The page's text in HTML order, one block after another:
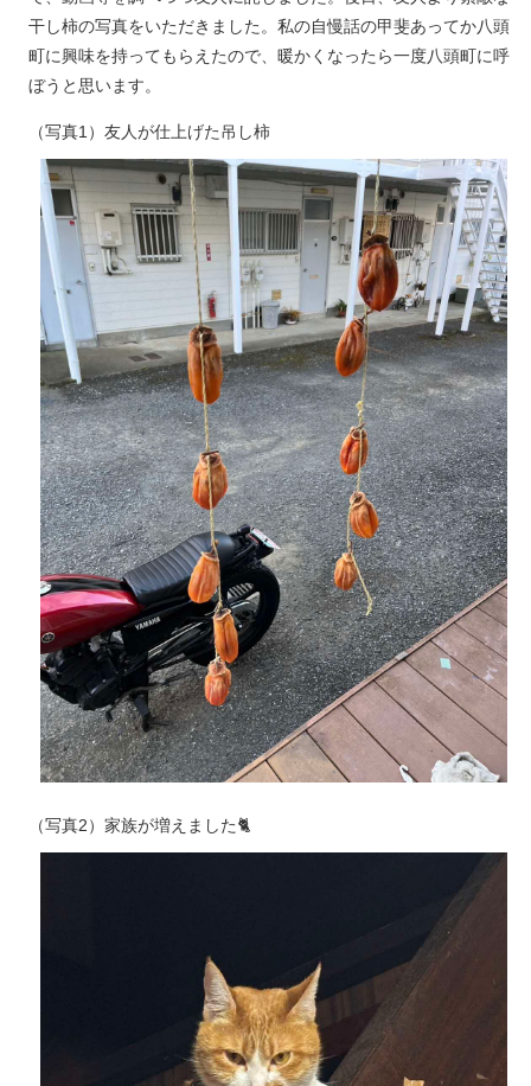
干し柿の写真をいただきました。私の自慢話の甲斐あってか八頭
町に興味を持ってもらえたので、暖かくなったら一度八頭町に呼
ぼうと思います。
（写真1）友人が仕上げた吊し柿
（写真2）家族が増えました🐈